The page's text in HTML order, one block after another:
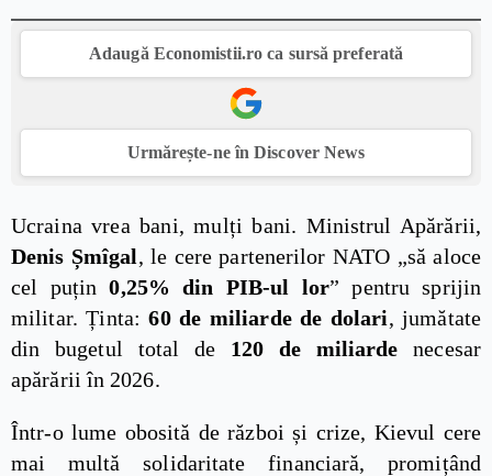
Adaugă Economistii.ro ca sursă preferată
Urmărește-ne în Discover News
Ucraina vrea bani, mulți bani. Ministrul Apărării,
Denis Șmîgal, le cere partenerilor NATO „să aloce
cel puțin0,25% din PIB-ul lor” pentru sprijin
militar. Ținta:60 de miliarde de dolari, jumătate
din bugetul total de 120 de miliarde necesar
apărării în 2026.
Într-o lume obosită de război și crize, Kievul cere
mai multă solidaritate financiară, promițând